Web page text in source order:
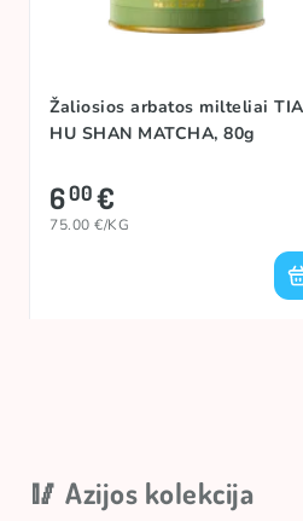
Žaliosios arbatos milteliai
HU SHAN MATCHA, 80g
600€
75.00 €/KG
🥢 Azijos kolekcija